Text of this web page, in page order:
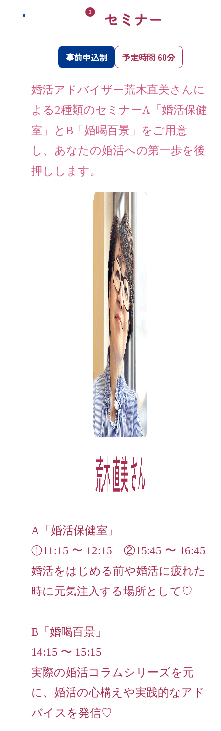
セミナー
事前申込制 予定時間 60分
婚活アドバイザー荒木直美さんに
よる2種類のセミナーA「婚活保健
室」とB「婚喝百景」をご用意
し、あなたの婚活への第一歩を後
押しします。
A「婚活保健室」
①11:15 〜 12:15 ②15:45 〜 16:45
婚活をはじめる前や婚活に疲れた
時に元気注入する場所として♡
B「婚喝百景」
14:15 〜 15:15
実際の婚活コラムシリーズを元
に、婚活の心構えや実践的なアド
バイスを発信♡